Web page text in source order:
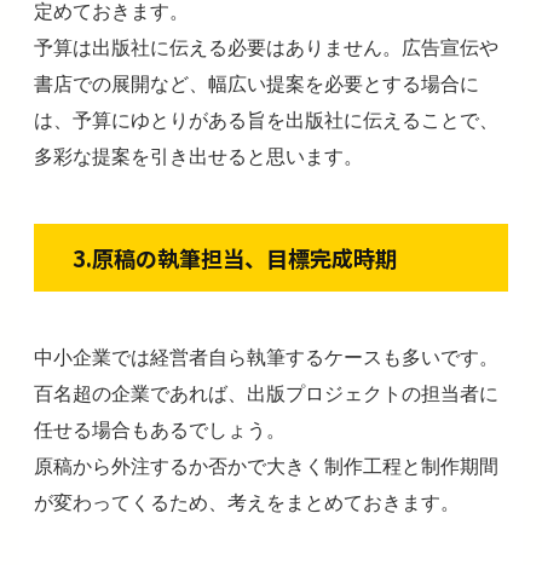
定めておきます。
予算は出版社に伝える必要はありません。広告宣伝や
書店での展開など、幅広い提案を必要とする場合に
は、予算にゆとりがある旨を出版社に伝えることで、
多彩な提案を引き出せると思います。
3.原稿の執筆担当、目標完成時期
中小企業では経営者自ら執筆するケースも多いです。
百名超の企業であれば、出版プロジェクトの担当者に
任せる場合もあるでしょう。
原稿から外注するか否かで大きく制作工程と制作期間
が変わってくるため、考えをまとめておきます。